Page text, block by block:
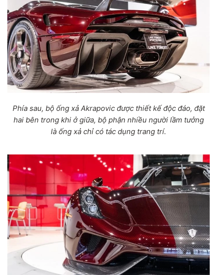
Phía sau, bộ ống xả Akrapovic được thiết kế độc đáo, đặt
hai bên trong khi ở giữa, bộ phận nhiều người lầm tưởng
là ống xả chỉ có tác dụng trang trí.